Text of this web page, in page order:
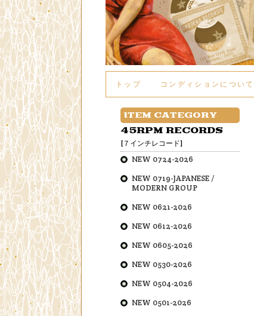
トップ コンディションについて
ITEM CATEGORY
45RPM RECORDS
[７インチレコード]
NEW 0724-2026
NEW 0719-JAPANESE /
MODERN GROUP
NEW 0621-2026
NEW 0612-2026
NEW 0605-2026
NEW 0530-2026
NEW 0504-2026
NEW 0501-2026